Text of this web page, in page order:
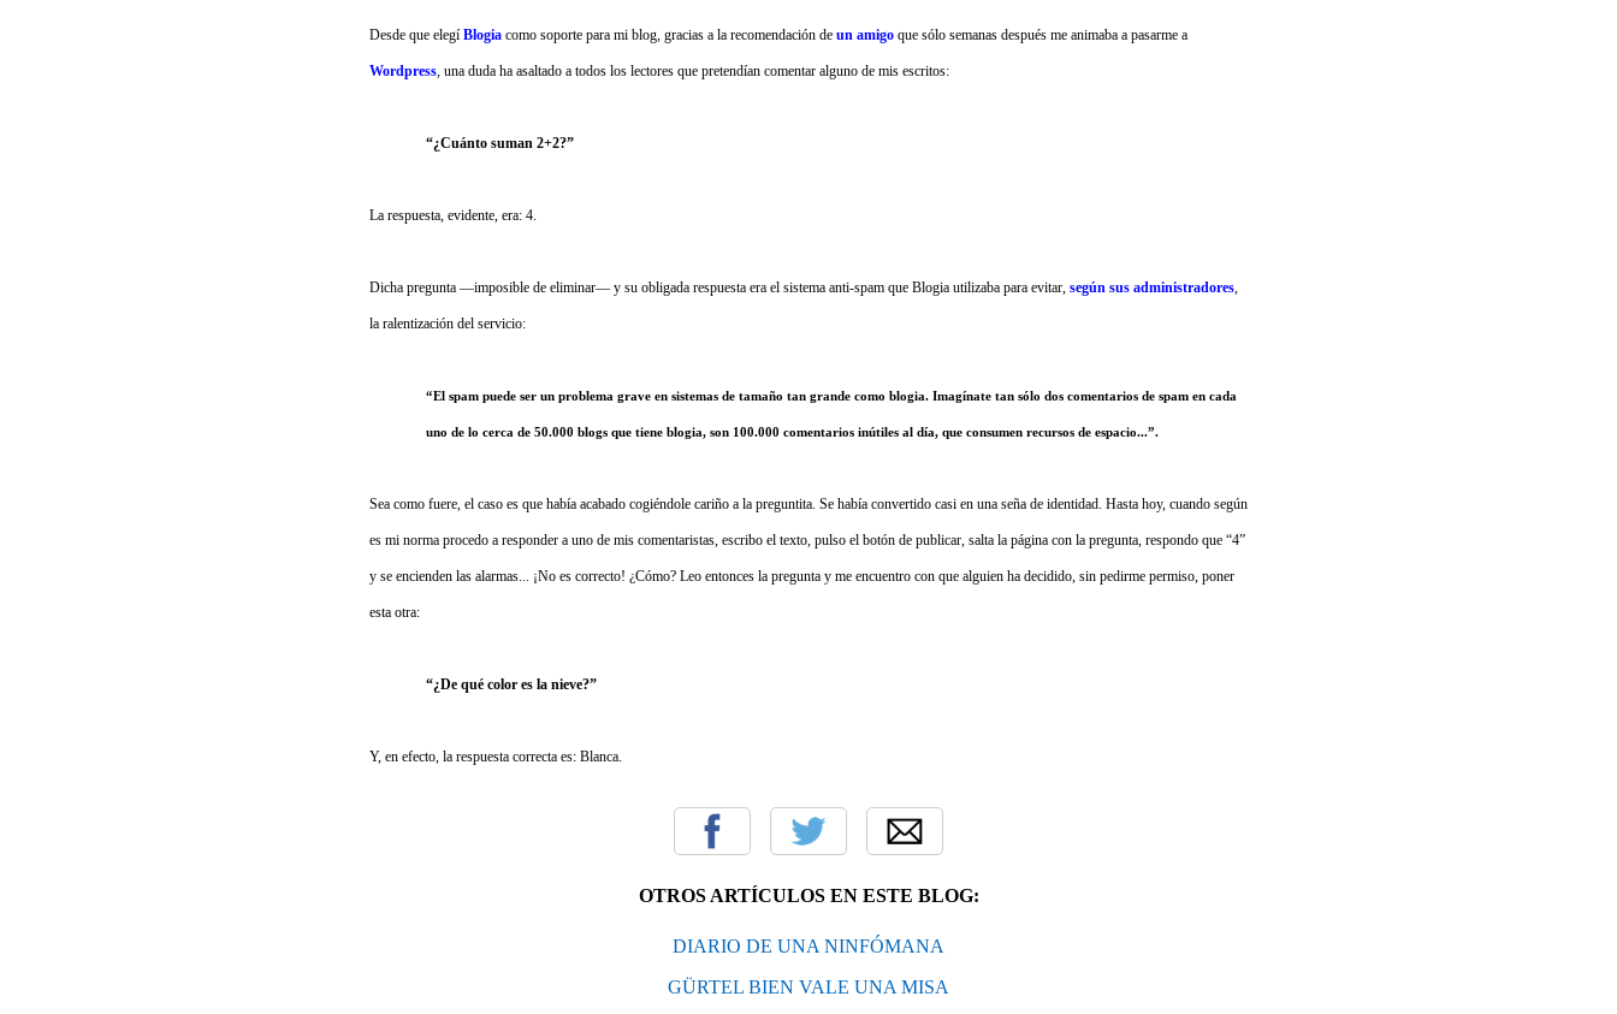
Desde que elegí Blogia como soporte para mi blog, gracias a la recomendación de un amigo que sólo semanas después me animaba a pasarme a
Wordpress , una duda ha asaltado a todos los lectores que pretendían comentar alguno de mis escritos:
“¿Cuánto suman 2+2?”
La respuesta, evidente, era: 4.
Dicha pregunta —imposible de eliminar— y su obligada respuesta era el sistema anti-spam que Blogia utilizaba para evitar, según sus administradores
la ralentización del servicio:
“El spam puede ser un problema grave en sistemas de tamaño tan grande como blogia. Imagínate tan sólo dos comentarios de spam en cada
uno de lo cerca de 50.000 blogs que tiene blogia, son 100.000 comentarios inútiles al día, que consumen recursos de espacio...”.
Sea como fuere, el caso es que había acabado cogiéndole cariño a la preguntita. Se había convertido casi en una seña de identidad. Hasta hoy, cuando según
es mi norma procedo a responder a uno de mis comentaristas, escribo el texto, pulso el botón de publicar, salta la página con la pregunta, respondo que “4”
y se encienden las alarmas... ¡No es correcto! ¿Cómo? Leo entonces la pregunta y me encuentro con que alguien ha decidido, sin pedirme permiso, poner
esta otra:
“¿De qué color es la nieve?”
Y, en efecto, la respuesta correcta es: Blanca.
OTROS ARTÍCULOS EN ESTE BLOG:
DIARIO DE UNA NINFÓMANA
GÜRTEL BIEN VALE UNA MISA